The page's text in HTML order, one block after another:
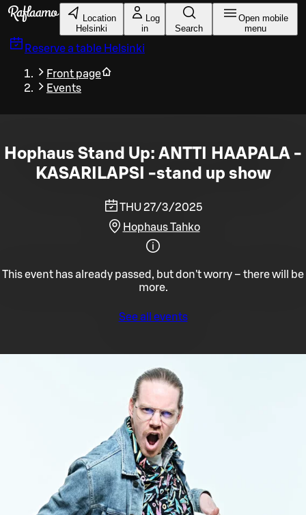
Skip to main content
Location
Helsinki
Log
in
Search
Open mobile
menu
Reserve a table Helsinki
Front page
Events
Hophaus Stand Up: ANTTI HAAPALA -
KASARILAPSI -stand up show
THU 27/3/2025
Hophaus Tahko
This event has already passed, but don't worry – there will be
more.
See all events